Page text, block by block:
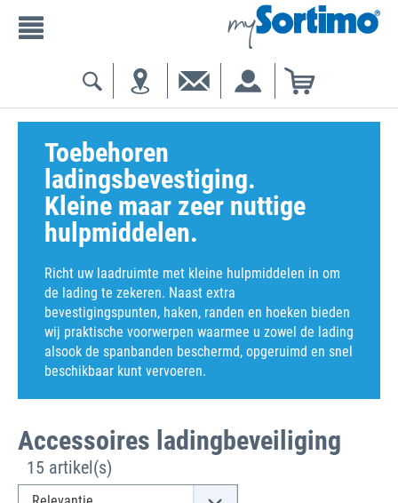
Toebehoren
ladingsbevestiging.
Kleine maar zeer nuttige
hulpmiddelen.
Richt uw laadruimte met kleine hulpmiddelen in om
de lading te zekeren. Naast extra
bevestigingspunten, haken, randen en hoeken bieden
wij praktische voorwerpen waarmee u zowel de lading
alsook de spanbanden beschermd, opgeruimd en snel
beschikbaar kunt vervoeren.
Accessoires ladingbeveiliging
15 artikel(s)